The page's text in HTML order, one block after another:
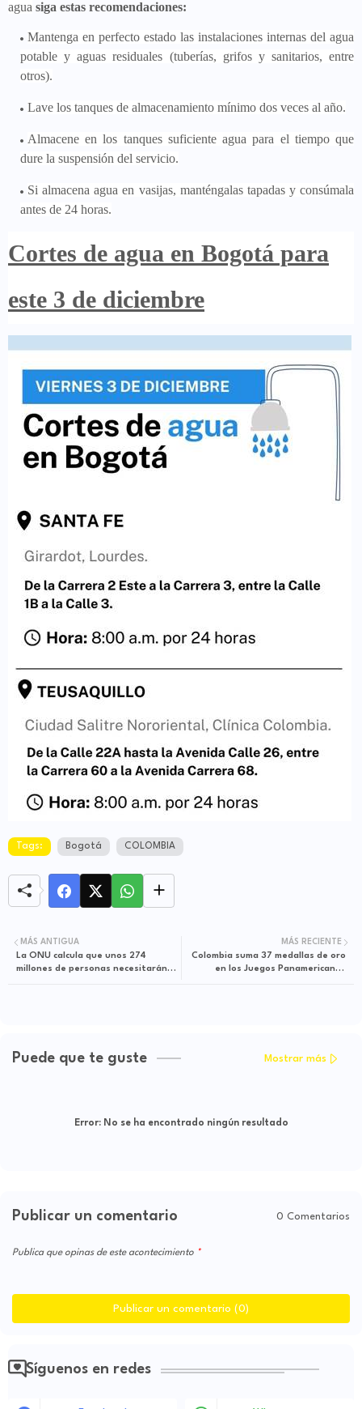
agua siga estas recomendaciones:
Mantenga en perfecto estado las instalaciones internas del agua
potable y aguas residuales (tuberías, grifos y sanitarios, entre
otros).
Lave los tanques de almacenamiento mínimo dos veces al año.
Almacene en los tanques suficiente agua para el tiempo que
dure la suspensión del servicio.
Si almacena agua en vasijas, manténgalas tapadas y consúmala
antes de 24 horas.
Cortes de agua en Bogotá para
este 3 de diciembre
Tags: Bogotá COLOMBIA
MÁS RECIENTE
Colombia suma 37 medallas de oro
en los Juegos Panamericanos
MÁS ANTIGUA
La ONU calcula que unos 274
millones de personas necesitarán
Puede que te guste Mostrar más
Error:No se ha encontrado ningún resultado
Publicar un comentario 0 Comentarios
Publica que opinas de este acontecimiento
Publicar un comentario (0)
Síguenos en redes